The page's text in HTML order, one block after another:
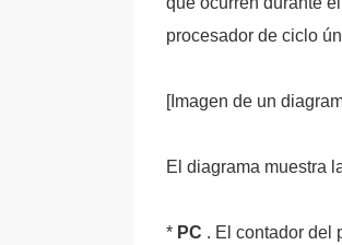
procesador de ciclo
[Imagen de un
El diagrama muestra
* PC . El contador del